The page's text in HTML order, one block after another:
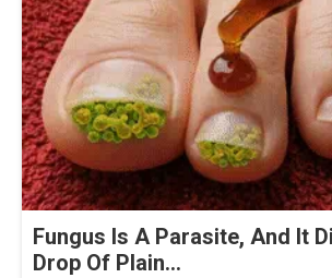
Fungus Is A Parasite, And It
Drop Of Plain...